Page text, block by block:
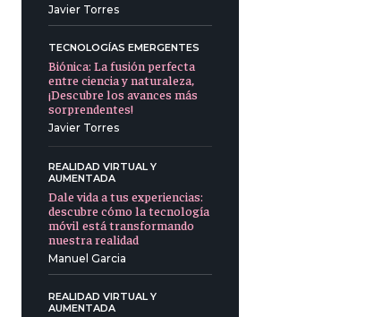
Javier Torres
TECNOLOGÍAS EMERGENTES
Biónica: La fusión perfecta
entre ciencia y naturaleza,
¡Descubre los avances más
sorprendentes!
Javier Torres
REALIDAD VIRTUAL Y
AUMENTADA
Dale vida a tus experiencias:
descubre cómo la tecnología
móvil está transformando
nuestra realidad
Manuel Garcia
REALIDAD VIRTUAL Y
AUMENTADA